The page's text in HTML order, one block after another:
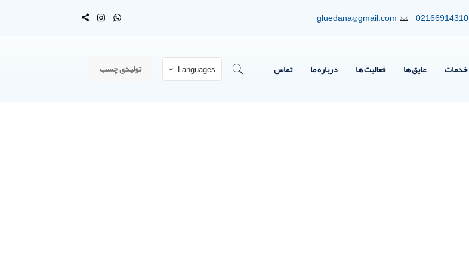
02166914310
gluedana@gmail.com
خدمات عایق ها فعالیت ها درباره ما تماس Languages تولیدی چسب